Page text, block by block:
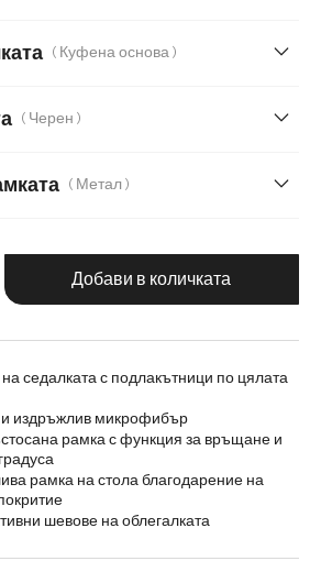
Букле
с текстура
микрофибър Плюш
( Куфена основа )
( Черен )
( Метал )
Количество на продукта:
Добави в количката
седалката с подлакътници по цялата
и издръжлив микрофибър
рамка с функция за връщане и
рамка на стола благодарение на
шевове на облегалката